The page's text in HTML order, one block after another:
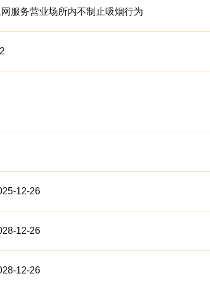
网服务营业场所内不制止吸烟行为
12-26
12-26
12-26